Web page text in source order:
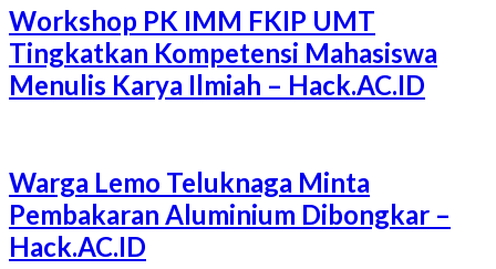
Workshop PK IMM FKIP UMT
Tingkatkan Kompetensi Mahasiswa
Menulis Karya Ilmiah – Hack.AC.ID
Warga Lemo Teluknaga Minta
Pembakaran Aluminium Dibongkar –
Hack.AC.ID